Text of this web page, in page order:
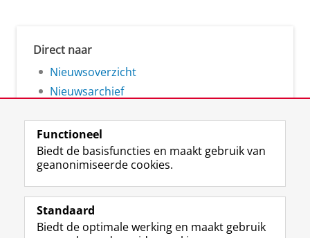
Direct naar
Nieuwsoverzicht
Nieuwsarchief
Volg de RUG
F
a
e
L
i
k
R
S
-
I
n
t
Y
o
T
Studiekiezers
Functioneel
Biedt de basisfuncties en maakt gebruik van
geanonimiseerde cookies.
Standaard
Biedt de optimale werking en maakt gebruik